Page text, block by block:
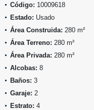
Código: 10009618
Estado: Usado
Área Construida: 280 m²
Área Terreno: 280 m²
Área Privada: 280 m²
Alcobas: 8
Baños: 3
Garaje: 2
Estrato: 4